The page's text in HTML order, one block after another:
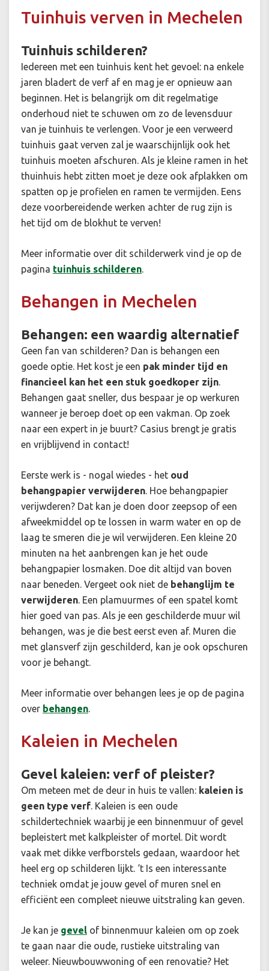
Tuinhuis verven in Mechelen
Tuinhuis schilderen?
Iedereen met een tuinhuis kent het gevoel: na enkele
jaren bladert de verf af en mag je er opnieuw aan
beginnen. Het is belangrijk om dit regelmatige
onderhoud niet te schuwen om zo de levensduur
van je tuinhuis te verlengen. Voor je een verweerd
tuinhuis gaat verven zal je waarschijnlijk ook het
tuinhuis moeten afschuren. Als je kleine ramen in het
thuinhuis hebt zitten moet je deze ook afplakken om
spatten op je profielen en ramen te vermijden. Eens
deze voorbereidende werken achter de rug zijn is
het tijd om de blokhut te verven!
Meer informatie over dit schilderwerk vind je op de
pagina tuinhuis schilderen.
Behangen in Mechelen
Behangen: een waardig alternatief
Geen fan van schilderen? Dan is behangen een
goede optie. Het kost je een pak minder tijd en
financieel kan het een stuk goedkoper zijn.
Behangen gaat sneller, dus bespaar je op werkuren
wanneer je beroep doet op een vakman. Op zoek
naar een expert in je buurt? Casius brengt je gratis
en vrijblijvend in contact!
Eerste werk is - nogal wiedes - het oud
behangpapier verwijderen. Hoe behangpapier
verijwderen? Dat kan je doen door zeepsop of een
afweekmiddel op te lossen in warm water en op de
laag te smeren die je wil verwijderen. Een kleine 20
minuten na het aanbrengen kan je het oude
behangpapier losmaken. Doe dit altijd van boven
naar beneden. Vergeet ook niet de behanglijm te
verwijderen. Een plamuurmes of een spatel komt
hier goed van pas. Als je een geschilderde muur wil
behangen, was je die best eerst even af. Muren die
met glansverf zijn geschilderd, kan je ook opschuren
voor je behangt.
Meer informatie over behangen lees je op de pagina
over behangen.
Kaleien in Mechelen
Gevel kaleien: verf of pleister?
Om meteen met de deur in huis te vallen: kaleien is
geen type verf. Kaleien is een oude
schildertechniek waarbij je een binnenmuur of gevel
bepleistert met kalkpleister of mortel. Dit wordt
vaak met dikke verfborstels gedaan, waardoor het
heel erg op schilderen lijkt. ‘t Is een interessante
techniek omdat je jouw gevel of muren snel en
efficiënt een compleet nieuwe uitstraling kan geven.
Je kan je gevel of binnenmuur kaleien om op zoek
te gaan naar die oude, rustieke uitstraling van
weleer. Nieuwbouwwoning of een renovatie? Het